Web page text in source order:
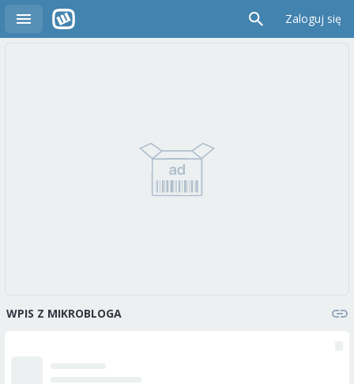
Zaloguj się
WPIS Z MIKROBLOGA